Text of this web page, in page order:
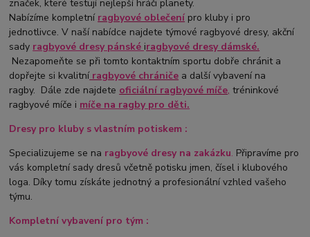
značek, které testují nejlepší hráči planety.
Nabízíme kompletní ragbyové oblečení pro kluby i pro
jednotlivce. V naší nabídce najdete týmové ragbyové dresy, akční
sady ragbyové dresy pánské iragbyové dresy dámské.
Nezapomeňte se při tomto kontaktním sportu dobře chránit a
dopřejte si kvalitníragbyové chrániče a další vybavení na
ragby. Dále zde najdete oficiální ragbyové míče, tréninkové
ragbyové míče i míče na ragby pro děti.
Dresy pro kluby s vlastním potiskem :
Specializujeme se na ragbyové dresy na zakázku. Připravíme pro
vás kompletní sady dresů včetně potisku jmen, čísel i klubového
loga. Díky tomu získáte jednotný a profesionální vzhled vašeho
týmu.
Kompletní vybavení pro tým :